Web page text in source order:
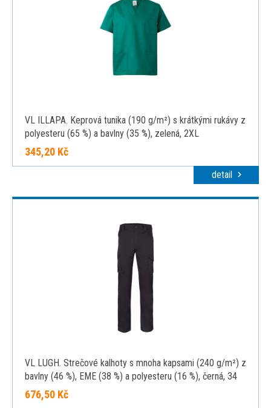
VL ILLAPA. Keprová tunika (190 g/m²) s krátkými rukávy z
polyesteru (65 %) a bavlny (35 %), zelená, 2XL
345,20 Kč
detail
VL LUGH. Strečové kalhoty s mnoha kapsami (240 g/m²) z
bavlny (46 %), EME (38 %) a polyesteru (16 %), černá, 34
676,50 Kč